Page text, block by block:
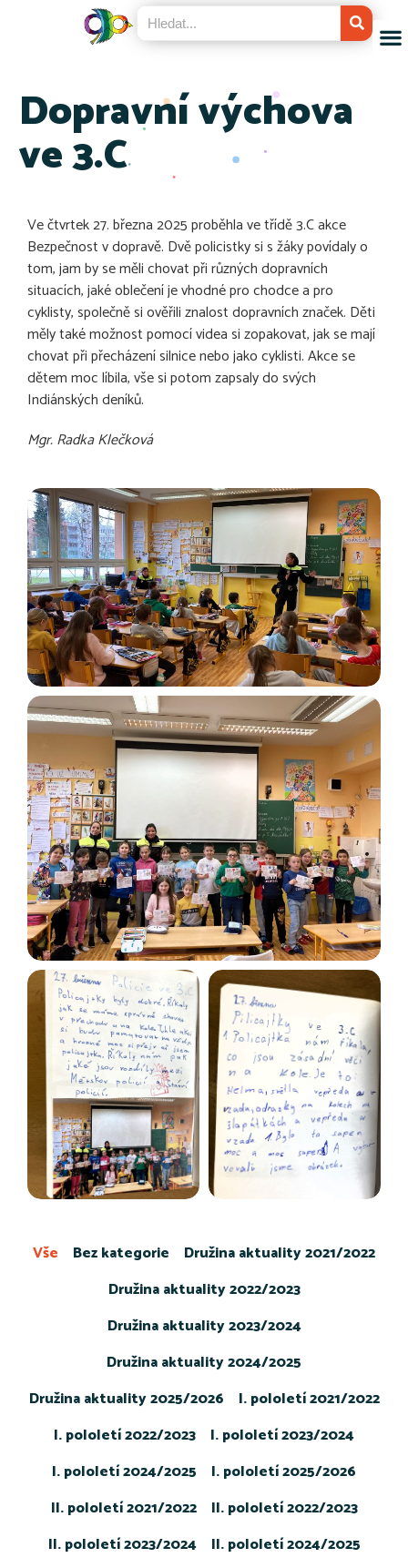
Dopravní výchova
ve 3.C
Ve čtvrtek 27. března 2025 proběhla ve třídě 3.C akce
Bezpečnost v dopravě. Dvě policistky si s žáky povídaly o
tom, jam by se měli chovat při různých dopravních
situacích, jaké oblečení je vhodné pro chodce a pro
cyklisty, společně si ověřili znalost dopravních značek. Děti
měly také možnost pomocí videa si zopakovat, jak se mají
chovat při přecházení silnice nebo jako cyklisti. Akce se
dětem moc líbila, vše si potom zapsaly do svých
Indiánských deníků.
Mgr. Radka Klečková
Bez kategorie
Družina aktuality 2021/2022
Družina aktuality 2022/2023
Družina aktuality 2023/2024
Družina aktuality 2024/2025
Družina aktuality 2025/2026
I. pololetí 2021/2022
I. pololetí 2022/2023
I. pololetí 2023/2024
I. pololetí 2024/2025
I. pololetí 2025/2026
II. pololetí 2021/2022
II. pololetí 2022/2023
II. pololetí 2023/2024
II. pololetí 2024/2025
Vše